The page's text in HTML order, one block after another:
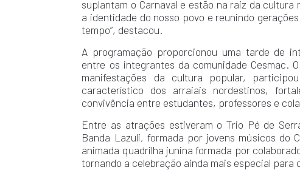
suplantam o Carnaval e estão na raiz da
a identidade do nosso povo e reunindo
tempo”, destacou.
A programação proporcionou uma tarde de
entre os integrantes da comunidade Cesmac.
manifestações da cultura popular,
característico dos arraiais nordestinos,
convivência entre estudantes, professores e
Entre as atrações estiveram o Trio Pé de
Banda Lazuli, formada por jovens músicos do
animada quadrilha junina formada por
tornando a celebração ainda mais especial para